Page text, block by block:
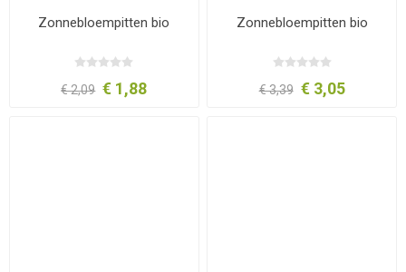
Zonnebloempitten bio
€ 2,09 € 1,88
Zonnebloempitten bio
€ 3,39 € 3,05